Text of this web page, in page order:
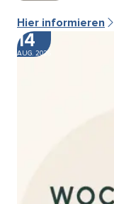
Hier informieren
14
AUG. 2026